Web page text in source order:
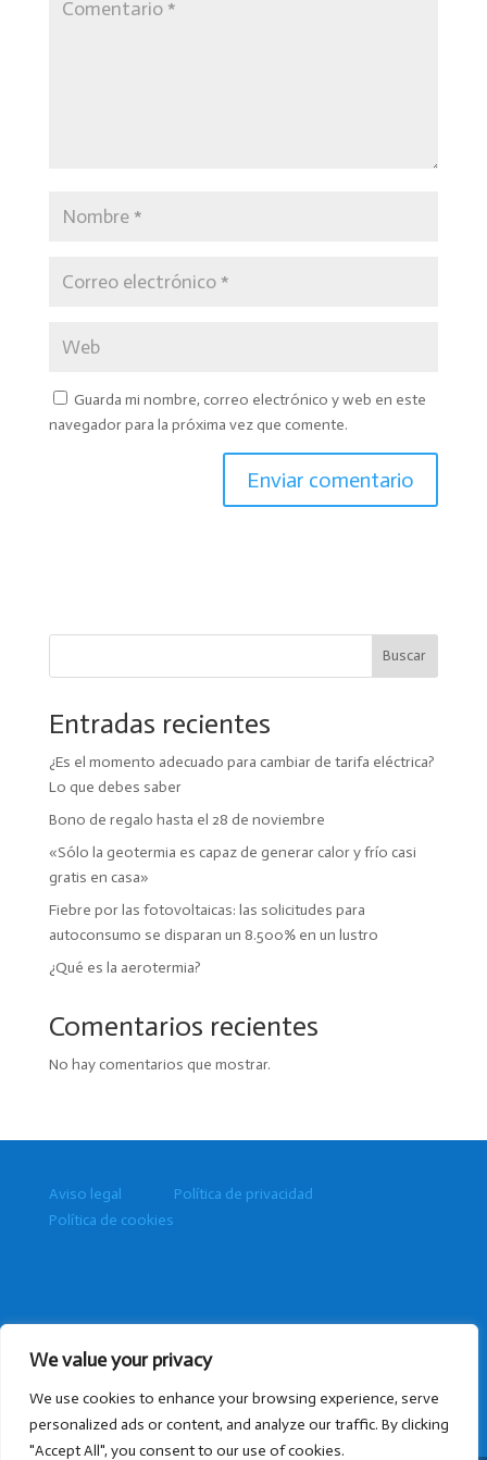
We value your privacy
We use cookies to enhance your browsing experience, serve
personalized ads or content, and analyze our traffic. By clicking
"Accept All", you consent to our use of cookies.
Guarda mi nombre, correo electrónico y web en este
navegador para la próxima vez que comente.
Buscar
Entradas recientes
¿Es el momento adecuado para cambiar de tarifa eléctrica?
Lo que debes saber
Bono de regalo hasta el 28 de noviembre
«Sólo la geotermia es capaz de generar calor y frío casi
gratis en casa»
Fiebre por las fotovoltaicas: las solicitudes para
autoconsumo se disparan un 8.500% en un lustro
¿Qué es la aerotermia?
Comentarios recientes
No hay comentarios que mostrar.
Aviso legal
Política de cookies
Política de privacidad